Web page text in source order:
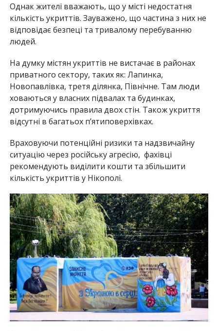
Однак жителі вважають, що у місті недостатня
кількість укриттів. Зауважено, що частина з них не
відповідає безпеці та тривалому перебуванню
людей.
На думку містян укриттів не вистачає в районах
приватного сектору, таких як: Лапинка,
Новопавлівка, третя ділянка, Північне. Там люди
ховаються у власних підвалах та будинках,
дотримуючись правила двох стін. Також укриття
відсутні в багатьох п’ятиповерхівках.
Враховуючи потенційні ризики та надзвичайну
ситуацію через російську агресію, фахівці
рекомендують виділити кошти та збільшити
кількість укриттів у Нікополі.